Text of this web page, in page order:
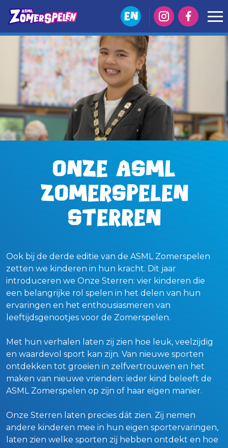
EN
Onze ASML
Zomerspelen
sterren
Ook bij de derde editie van de ASML Zomerspelen
zetten we kinderen in hun kracht. Dit jaar
introduceren we Onze Sterren: vier kinderen die
een belangrijke rol spelen in het delen van hun
ervaringen en het enthousiasmeren van
leeftijdsgenootjes voor de Zomerspelen.
Met hun verhalen laten zij zien hoe leuk, veelzijdig
en waardevol sport kan zijn. Van nieuwe sporten
ontdekken tot groeien in zelfvertrouwen en het
maken van nieuwe vrienden: ieder kind beleeft de
ASML Zomerspelen op zijn of haar eigen manier.
Onze Sterren laten precies dát zien. Zij nemen
andere kinderen mee in hun eigen sportervaringen,
laten zien welke sporten zij hebben ontdekt en hoe